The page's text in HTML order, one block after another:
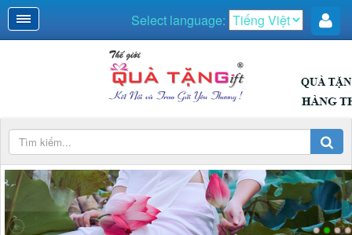
Select language:
DUYÊN DÁNG